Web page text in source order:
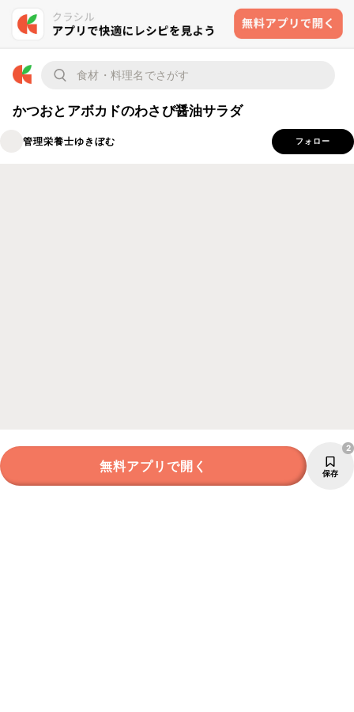
かつおとアボカドのわさび醤油サラダ
管理栄養士ゆきぼむ フォロー
無料アプリで開く 保存
2